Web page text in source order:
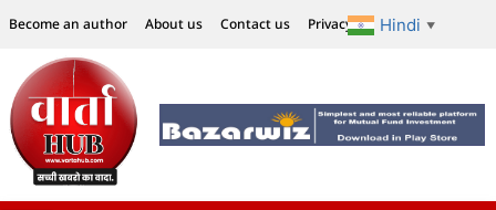
Become an author About us Contact us Privacy Policy Disclaimer
Hindi ▼